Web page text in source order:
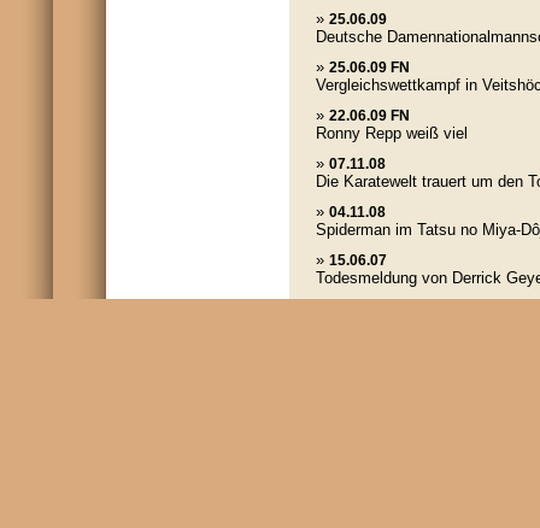
» 25.06.09
Deutsche
» 25.06.09 FN
Vergleichswettkampf in
» 22.06.09 FN
Ronny Repp weiß viel
» 07.11.08
Die Karatewelt trauert um den
» 04.11.08
Spiderman im Tatsu no Miya-
» 15.06.07
Todesmeldung von Derrick